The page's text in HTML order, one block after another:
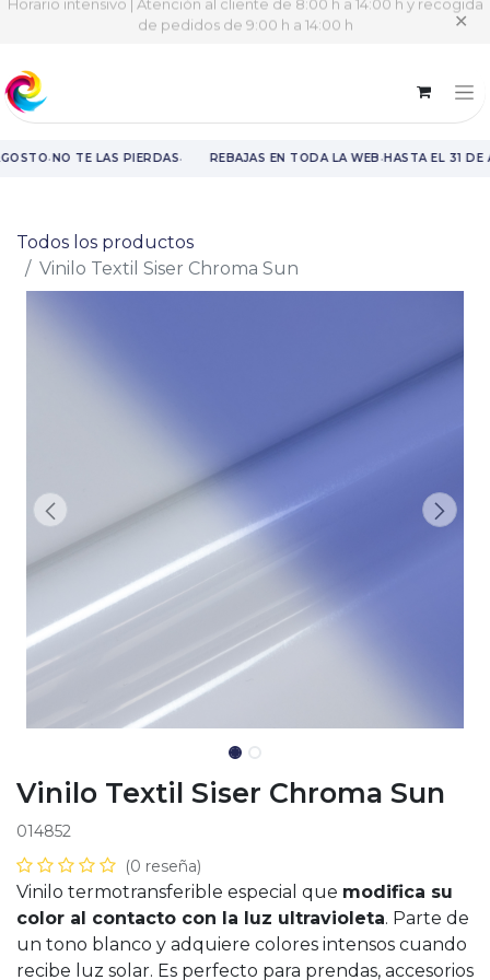
Horario intensivo | Atención al cliente de 8:00 h a 14:00 h y recogida
de pedidos de 9:00 h a 14:00 h
✕
·NO TE LAS PIERDAS· REBAJAS EN TODA LA WEB·HASTA EL 31 DE
Todos los productos
Vinilo Textil Siser Chroma Sun
Vinilo Textil Siser Chroma Sun
014852
(0 reseña)
Vinilo termotransferible especial que modifica su
color al contacto con la luz ultravioleta. Parte de
un tono blanco y adquiere colores intensos cuando
recibe luz solar. Es perfecto para prendas, accesorios